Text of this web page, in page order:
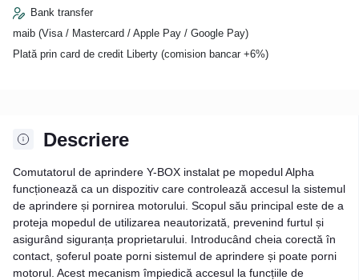
Bank transfer
maib (Visa / Mastercard / Apple Pay / Google Pay)
Plată prin card de credit Liberty (comision bancar +6%)
Descriere
Comutatorul de aprindere Y-BOX instalat pe mopedul Alpha
funcționează ca un dispozitiv care controlează accesul la sistemul
de aprindere și pornirea motorului. Scopul său principal este de a
proteja mopedul de utilizarea neautorizată, prevenind furtul și
asigurând siguranța proprietarului. Introducând cheia corectă în
contact, șoferul poate porni sistemul de aprindere și poate porni
motorul. Acest mecanism împiedică accesul la funcțiile de